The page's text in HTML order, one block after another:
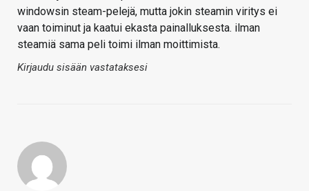
windowsin steam-pelejä, mutta jokin steamin viritys ei
vaan toiminut ja kaatui ekasta painalluksesta. ilman
steamiä sama peli toimi ilman moittimista.
Kirjaudu sisään vastataksesi